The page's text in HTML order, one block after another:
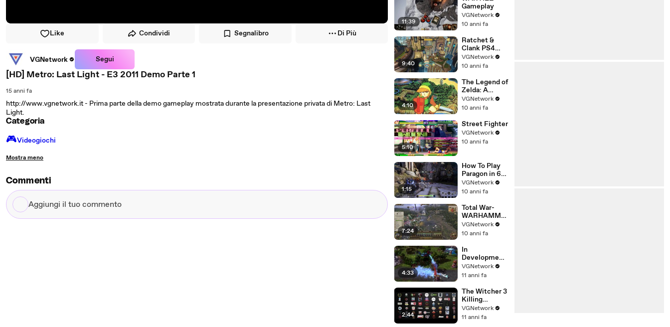
Like Condividi Segnalibro Di Più
VGNetwork Segui
[HD] Metro: Last Light - E3 2011 Demo Parte 1
15 anni fa
http://www.vgnetwork.it - Prima parte della demo gameplay mostrata durante la presentazione privata di Metro: Last
Light.
Categoria
🎮️Videogiochi
Mostra meno
Commenti
Aggiungi
il
11:39
Gameplay
VGNetwork
10 anni fa
9:40
Ratchet &
Clank PS4
Gameplay
VGNetwork
10 anni fa
4:10
The Legend of
Zelda: A
VGNetwork
Tribute
VGNetwork
10 anni fa
5:10
Street Fighter
VGNetwork
10 anni fa
1:15
How To Play
Paragon in 60
Seconds
VGNetwork
10 anni fa
7:24
Total War-
WARHAMME
R - Empire
Campaign
VGNetwork
10 anni fa
4:33
In
Development
– Li-Ming,
Xul, Lunar
more!
VGNetwork
11 anni fa
2:44
The Witcher 3
Killing
Monsters
Cinematic
VGNetwork
11 anni fa